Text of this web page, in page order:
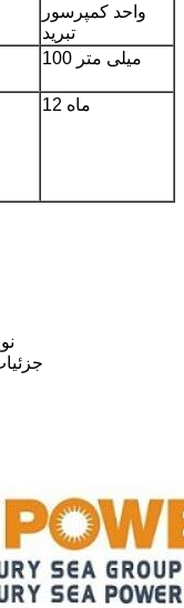
واحد کمپرسور
تبرید
100 میلی متر
12 ماه